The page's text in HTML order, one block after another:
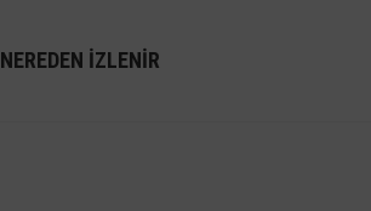
NEREDEN İZLENIR